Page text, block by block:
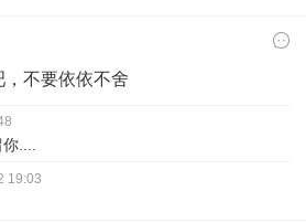
不要依依不舍
....
19:03